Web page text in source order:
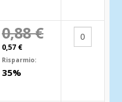
0,88 €
0,57 €
Risparmio:
35%